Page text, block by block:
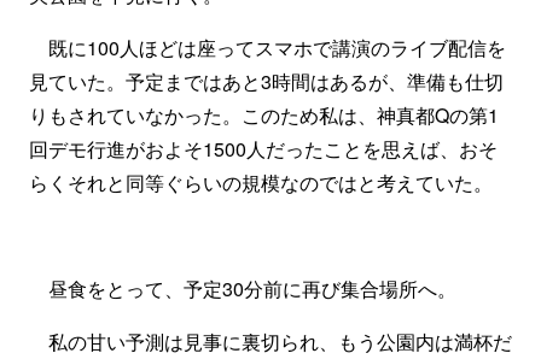
既に100人ほどは座ってスマホで講演のライブ配信を
見ていた。予定まではあと3時間はあるが、準備も仕切
りもされていなかった。このため私は、神真都Qの第1
回デモ行進がおよそ1500人だったことを思えば、おそ
らくそれと同等ぐらいの規模なのではと考えていた。
昼食をとって、予定30分前に再び集合場所へ。
私の甘い予測は見事に裏切られ、もう公園内は満杯だ